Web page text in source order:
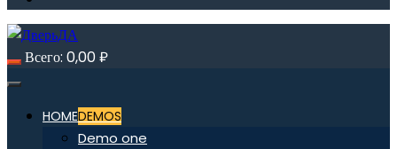
Всего: 0,00₽
HOMEDEMOS
Demo one